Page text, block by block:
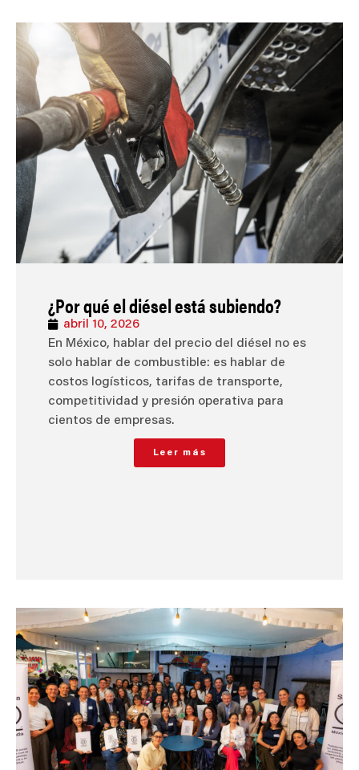
¿Por qué el diésel está subiendo?
abril 10, 2026
En México, hablar del precio del diésel no es
solo hablar de combustible: es hablar de
costos logísticos, tarifas de transporte,
competitividad y presión operativa para
cientos de empresas.
Leer más